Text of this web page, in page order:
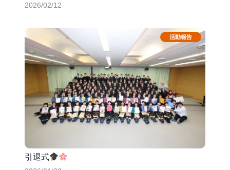
2026/02/12
引退式